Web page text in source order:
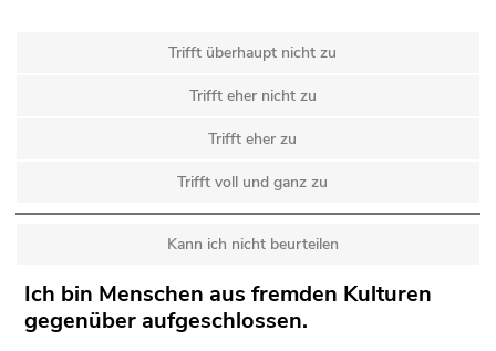
Trifft überhaupt nicht zu
Trifft eher nicht zu
Trifft eher zu
Trifft voll und ganz zu
Kann ich nicht beurteilen
Ich bin Menschen aus fremden Kulturen
gegenüber aufgeschlossen.